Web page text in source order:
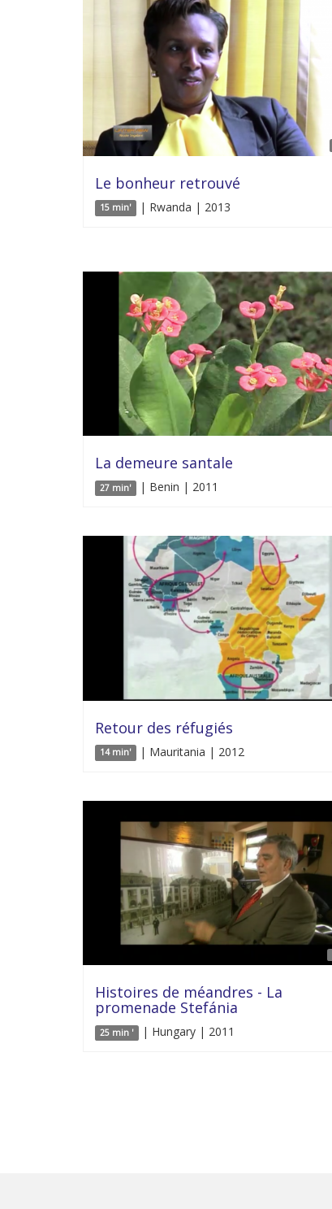
Le bonheur retrouvé
15 min' | Rwanda | 2013
La demeure santale
27 min' | Benin | 2011
Retour des réfugiés
14 min' | Mauritania | 2012
Histoires de méandres - La
promenade Stefánia
25 min ' | Hungary | 2011